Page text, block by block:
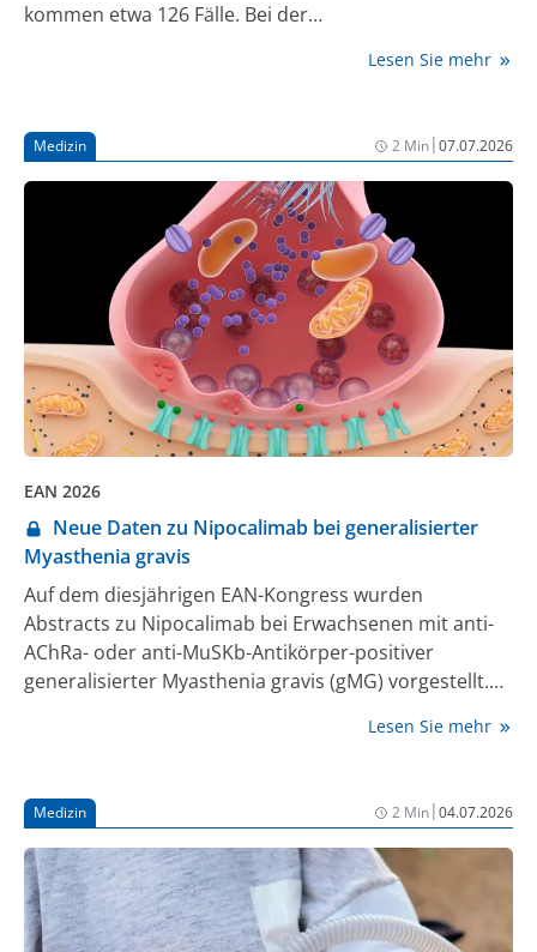
kommen etwa 126 Fälle. Bei der
wenig lebenswichtige Hormone. Besonders in
und unbehandelt zu lebensbedrohlichen
Komplikationen führen. Die Deutsche Gesellschaft für
Endokrinologie (DGE) und die Deutsche Diabetes
Gesellschaft (DDG) machten auf einer gemeinsamen
Pressekonferenz auf das wenig bekannte
Krankheitsbild aufmerksam.
Lesen Sie mehr
Medizin 2 Min|07.07.2026
EAN 2026
Neue Daten zu Nipocalimab bei generalisierter
Myasthenia gravis
Auf dem diesjährigen EAN-Kongress wurden
Abstracts zu Nipocalimab bei Erwachsenen mit anti-
AChRa- oder anti-MuSKb-Antikörper-positiver
generalisierter Myasthenia gravis (gMG) vorgestellt.
frühen Erkrankungsstadien, mit geringerer
Infektionen. Darüber hinaus wurde das Studiendesign
einer neuen Studie zum Einsatz von Nipocalimab in
der Schwangerschaft vorgestellt.
Lesen Sie mehr
Medizin 2 Min|04.07.2026